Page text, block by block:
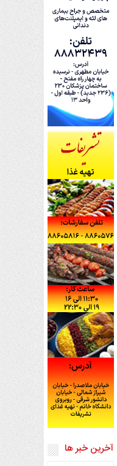
آخرین خبر ها